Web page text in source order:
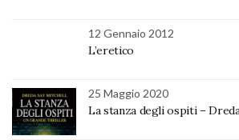
12 Gennaio 2012
L’eretico
25 Maggio 2020
La stanza degli ospiti –